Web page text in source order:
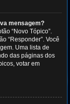
mensagem?
“Novo Tópico”.
“Responder”. Você
Uma lista de
das páginas dos
votar em